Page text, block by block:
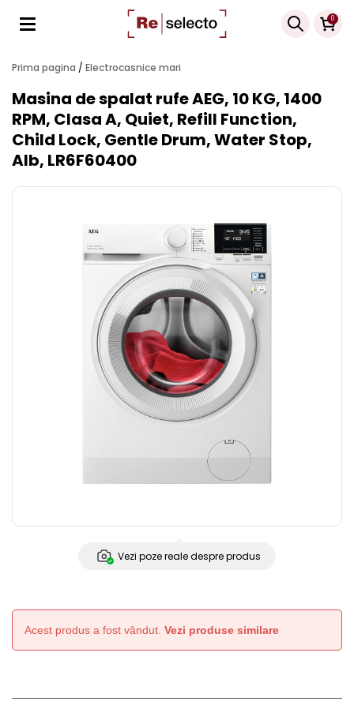
0
Products
search
Prima pagina / Electrocasnice mari
Masina de spalat rufe AEG, 10 KG, 1400
RPM, Clasa A, Quiet, Refill Function,
Child Lock, Gentle Drum, Water Stop,
Alb, LR6F60400
Vezi poze reale despre produs
Acest produs a fost vândut. Vezi produse similare